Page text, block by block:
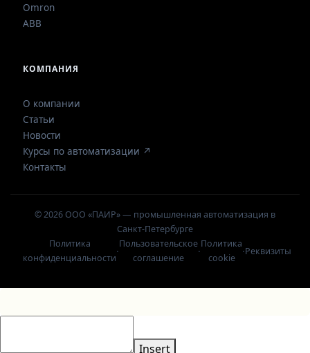
Omron
ABB
КОМПАНИЯ
О компании
Статьи
Новости
Курсы по автоматизации ↗
Контакты
© 2026 ООО «ПАИР» — промышленная автоматизация в
Санкт-Петербурге
Политика
конфиденциальности
·
Пользовательское
соглашение
·
Политика
cookie
·Реквизиты
Insert